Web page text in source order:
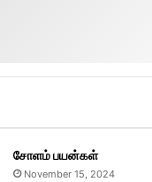
சோளம் பயன்கள்
November 15, 2024